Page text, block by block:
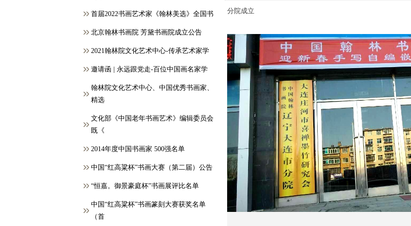
1 2 3 4 5 6
首届2022书画艺术家《翰林美选》全国书
北京翰林书画院 芳黛书画院成立公告
2021翰林院文化艺术中心-传承艺术家学
邀请函 | 永远跟党走-百位中国画名家学
翰林院文化艺术中心、中国优秀书画家、
精选
文化部《中国老年书画艺术》编辑委员会
既《
2014年度中国书画家 500强名单
中国“红高粱杯”书画大赛（第二届）公告
“恒嘉。御景豪庭杯”书画展评比名单
中国“红高粱杯”书画篆刻大赛获奖名单
（首
分院成立